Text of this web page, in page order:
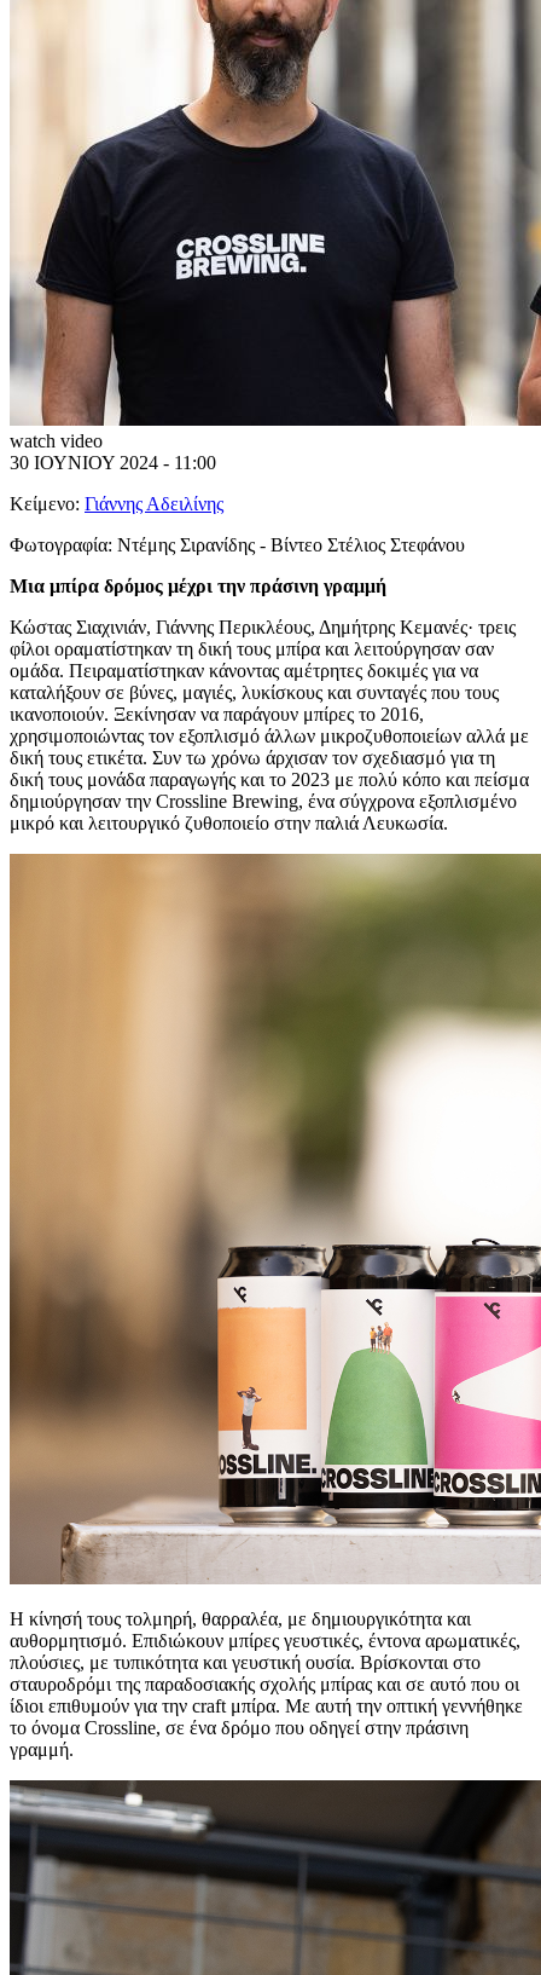
watch video
30 ΙΟΥΝΙΟΥ 2024 - 11:00
Κείμενο: Γιάννης Αδειλίνης
Φωτογραφία: Ντέμης Σιρανίδης - Βίντεο Στέλιος Στεφάνου
Μια μπίρα δρόμος μέχρι την πράσινη γραμμή
Κώστας Σιαχινιάν, Γιάννης Περικλέους, Δημήτρης Κεμανές· τρεις
φίλοι οραματίστηκαν τη δική τους μπίρα και λειτούργησαν σαν
ομάδα. Πειραματίστηκαν κάνοντας αμέτρητες δοκιμές για να
καταλήξουν σε βύνες, μαγιές, λυκίσκους και συνταγές που τους
ικανοποιούν. Ξεκίνησαν να παράγουν μπίρες το 2016,
χρησιμοποιώντας τον εξοπλισμό άλλων μικροζυθοποιείων αλλά με
δική τους ετικέτα. Συν τω χρόνω άρχισαν τον σχεδιασμό για τη
δική τους μονάδα παραγωγής και το 2023 με πολύ κόπο και πείσμα
δημιούργησαν την Crossline Brewing, ένα σύγχρονα εξοπλισμένο
μικρό και λειτουργικό ζυθοποιείο στην παλιά Λευκωσία.
Η κίνησή τους τολμηρή, θαρραλέα, με δημιουργικότητα και
αυθορμητισμό. Επιδιώκουν μπίρες γευστικές, έντονα αρωματικές,
πλούσιες, με τυπικότητα και γευστική ουσία. Βρίσκονται στο
σταυροδρόμι της παραδοσιακής σχολής μπίρας και σε αυτό που οι
ίδιοι επιθυμούν για την craft μπίρα. Με αυτή την οπτική γεννήθηκε
το όνομα Crossline, σε ένα δρόμο που οδηγεί στην πράσινη
γραμμή.